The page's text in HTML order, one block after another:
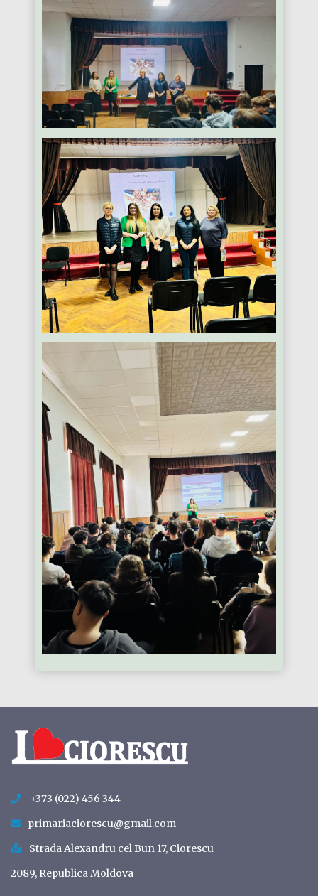
+373 (022) 456 344
primariaciorescu@gmail.com
Strada Alexandru cel Bun 17, Ciorescu
2089, Republica Moldova